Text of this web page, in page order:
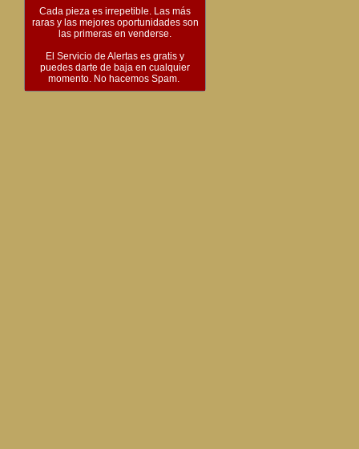
Cada pieza es irrepetible. Las más
raras y las mejores oportunidades son
las primeras en venderse.
El Servicio de Alertas es gratis y
puedes darte de baja en cualquier
momento. No hacemos Spam.